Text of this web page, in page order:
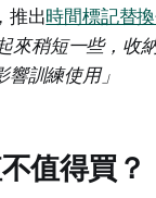
推出時間標記替
起來稍短一些，收
訓練使用」
值得買？